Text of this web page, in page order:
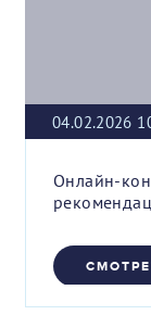
04.02.2026
Онлайн-